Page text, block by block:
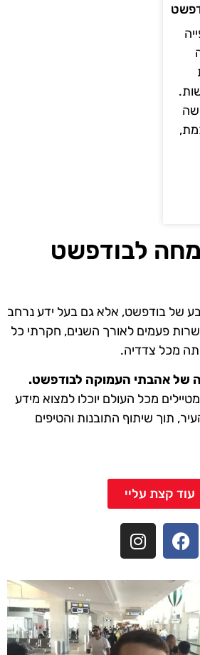
לבודפשט
של בודפשט, אלא גם בעל ידע נרחב
פעמים לאורך השנים, חקרתי כל
מכל צדדיה.
של אהבתי העמוקה לבודפשט.
מכל העולם יוכלו למצוא מידע
תוך שיתוף התובנות והטיפים
עוד קצת עליי